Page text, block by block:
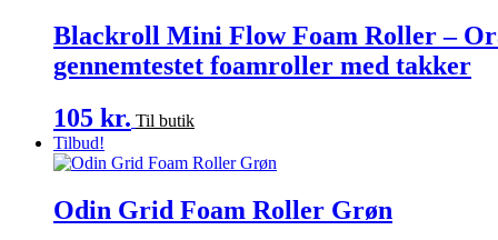
Blackroll Mini Flow Foam Roller –
gennemtestet foamroller med takker
105 kr. Til butik
Tilbud!
Odin Grid Foam Roller Grøn